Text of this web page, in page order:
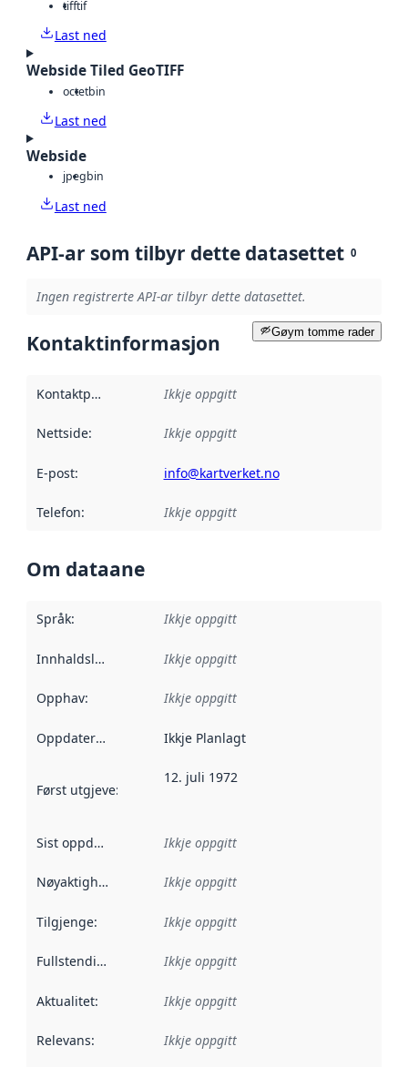
tifftif
Last ned
Webside Tiled GeoTIFF
octetbin
Last ned
Webside
jpegbin
Last ned
API-ar som tilbyr dette datasettet 0
Ingen registrerte API-ar tilbyr dette datasettet.
Gøym tomme rader
Kontaktinformasjon
Kontaktpunkt Ikkje oppgitt
Nettside: Ikkje oppgitt
E-post: info@kartverket.no
Telefon: Ikkje oppgitt
Om dataane
Språk: Ikkje oppgitt
Innhaldsleverandørar :
Ikkje oppgitt
Opphav: Ikkje oppgitt
Oppdateringsfrekvens :
Ikkje Planlagt
Først utgjeve: Denne datoen seier når dataa i dette
12. juli 1972
Sist oppdatert Ikkje oppgitt
Nøyaktigheit Ikkje oppgitt
Tilgjenge: Ikkje oppgitt
Fullstendigheit Ikkje oppgitt
Aktualitet: Ikkje oppgitt
Relevans: Ikkje oppgitt